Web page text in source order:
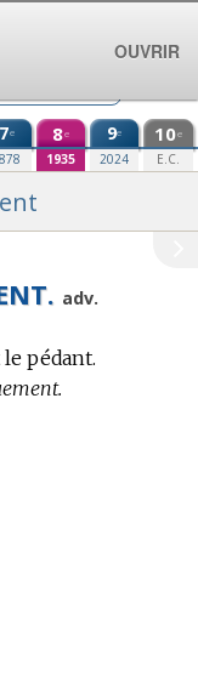
7e 8e
1935
9e
2024
10e
E.C.
adv.
pédant.
OUVRIR